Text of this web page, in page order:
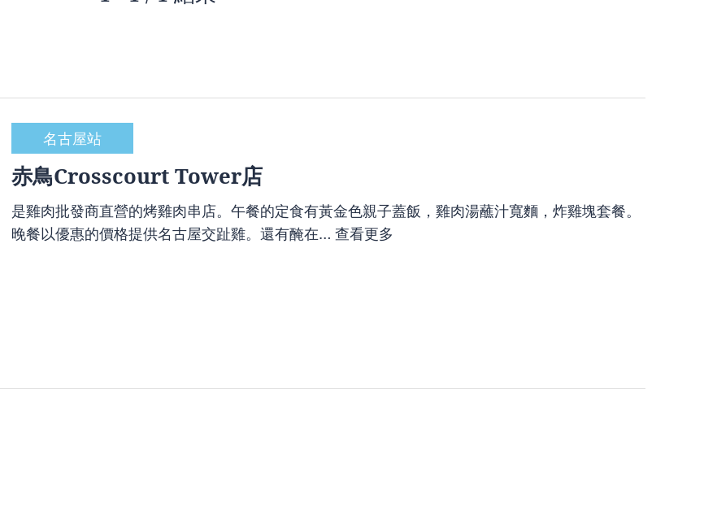
名古屋站
赤鳥Crosscourt Tower店
是雞肉批發商直營的烤雞肉串店。午餐的定食有黃金色親子蓋飯，雞肉湯蘸汁寬麵，炸雞塊套餐。
晚餐以優惠的價格提供名古屋交趾雞。還有醃在… 查看更多